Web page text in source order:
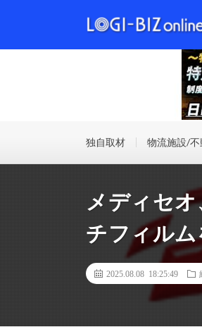
独自取材 物流施設/不
メディセ
チフィル
2025.08.08 18:25:49